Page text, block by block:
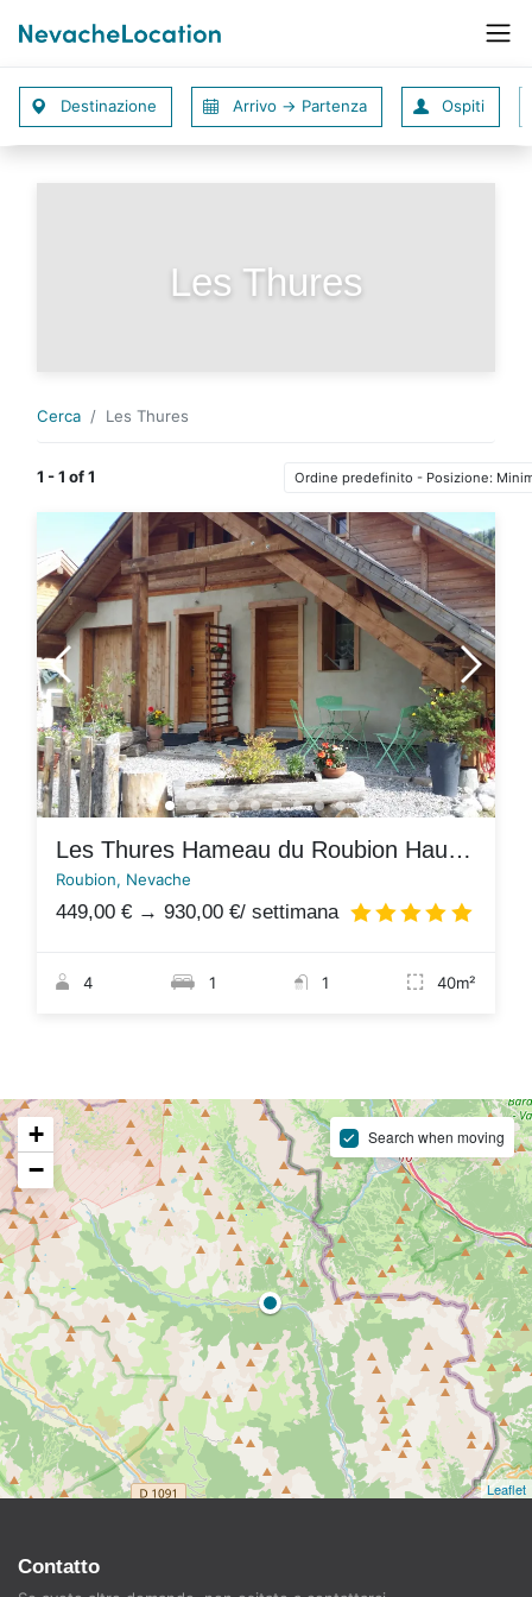
Les Thures
Cerca Les Thures
1 - 1 of 1 Ordine predefinito - Posizione:
Les Thures Hameau du Roubion Hautes Alpes
Roubion, Nevache
449,00 € → 930,00 €/ settimana
4 1 1 40m²
+
−
Leaflet
Search when moving
Contatto